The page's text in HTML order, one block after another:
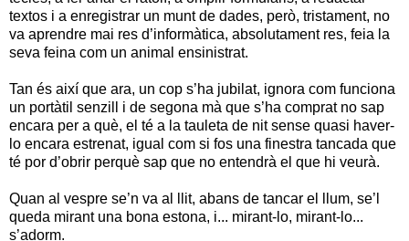
textos i a enregistrar un munt de dades, però, tristament, no
va aprendre mai res d’informàtica, absolutament res, feia la
seva feina com un animal ensinistrat.
Tan és així que ara, un cop s’ha jubilat, ignora com funciona
un portàtil senzill i de segona mà que s’ha comprat no sap
encara per a què, el té a la tauleta de nit sense quasi haver-
lo encara estrenat, igual com si fos una finestra tancada que
té por d’obrir perquè sap que no entendrà el que hi veurà.
Quan al vespre se’n va al llit, abans de tancar el llum, se’l
queda mirant una bona estona, i... mirant-lo, mirant-lo...
s’adorm.